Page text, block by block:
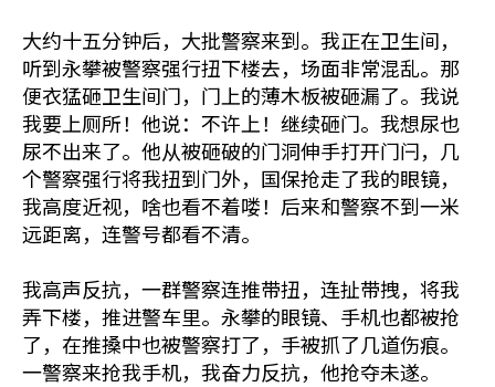
大约十五分钟后，大批警察来到。我正在卫生间，
听到永攀被警察强行扭下楼去，场面非常混乱。那
便衣猛砸卫生间门，门上的薄木板被砸漏了。我说
我要上厕所！他说：不许上！继续砸门。我想尿也
尿不出来了。他从被砸破的门洞伸手打开门闩，几
个警察强行将我扭到门外，国保抢走了我的眼镜，
我高度近视，啥也看不着喽！后来和警察不到一米
远距离，连警号都看不清。
我高声反抗，一群警察连推带扭，连扯带拽，将我
弄下楼，推进警车里。永攀的眼镜、手机也都被抢
了，在推搡中也被警察打了，手被抓了几道伤痕。
一警察来抢我手机，我奋力反抗，他抢夺未遂。